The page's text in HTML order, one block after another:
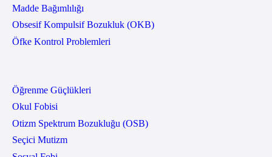
Madde Bağımlılığı
Obsesif Kompulsif Bozukluk (OKB)
Öfke Kontrol Problemleri
Öğrenme Güçlükleri
Okul Fobisi
Otizm Spektrum Bozukluğu (OSB)
Seçici Mutizm